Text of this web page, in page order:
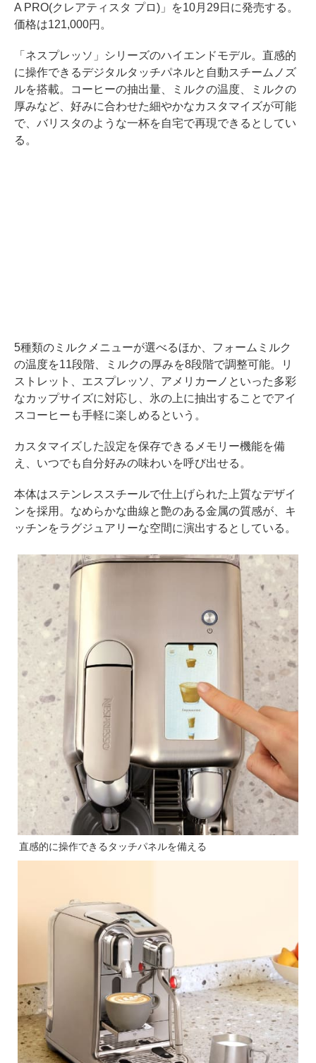
A PRO(クレアティスタ プロ)」を10月29日に発売する。
価格は121,000円。
「ネスプレッソ」シリーズのハイエンドモデル。直感的
に操作できるデジタルタッチパネルと自動スチームノズ
ルを搭載。コーヒーの抽出量、ミルクの温度、ミルクの
厚みなど、好みに合わせた細やかなカスタマイズが可能
で、バリスタのような一杯を自宅で再現できるとしてい
る。
5種類のミルクメニューが選べるほか、フォームミルク
の温度を11段階、ミルクの厚みを8段階で調整可能。リ
ストレット、エスプレッソ、アメリカーノといった多彩
なカップサイズに対応し、氷の上に抽出することでアイ
スコーヒーも手軽に楽しめるという。
カスタマイズした設定を保存できるメモリー機能を備
え、いつでも自分好みの味わいを呼び出せる。
本体はステンレススチールで仕上げられた上質なデザイ
ンを採用。なめらかな曲線と艶のある金属の質感が、キ
ッチンをラグジュアリーな空間に演出するとしている。
直感的に操作できるタッチパネルを備える